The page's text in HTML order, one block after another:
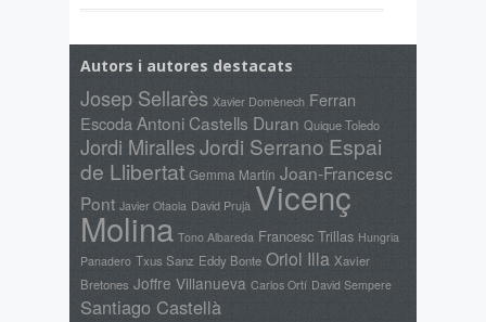
Autors i autores destacats
Josep Sellarès Xavier Domènech Ferran
Escoda Antoni Castells Duran Quique Toledo
Jordi MirallesJordi Serrano Espai
de Llibertat Gemma Martín Joan-Francesc
Pont Javier Otaola David Prujà Vicenç
Molina Tono Albareda Francesc Trillas Hungria
Panadero Txus Sanz Eddy Bonte Oriol Illa Xavier
Bretones Joffre Villanueva Carlos Ortí David Sempere
Santiago Castellà